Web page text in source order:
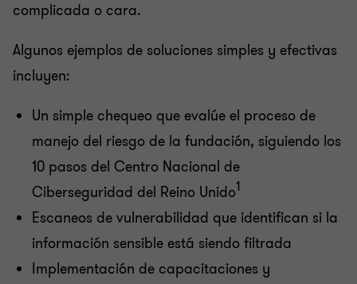
complicada o cara.
Algunos ejemplos de soluciones simples y efectivas
incluyen:
Un simple chequeo que evalúe el proceso de
manejo del riesgo de la fundación, siguiendo los
10 pasos del Centro Nacional de
Ciberseguridad del Reino Unido1
Escaneos de vulnerabilidad que identifican si la
información sensible está siendo filtrada
Implementación de capacitaciones y